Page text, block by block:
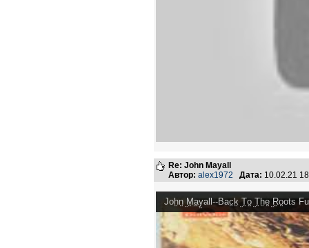
Re: John Mayall
Автор: alex1972 Дата: 10.02.21
Joh̤n̤ ̤M̤a̤y̤all--Bac̤k̤ ̤T̤o̤ ̤T̤h̤e̤ ̤R̤o̤ots